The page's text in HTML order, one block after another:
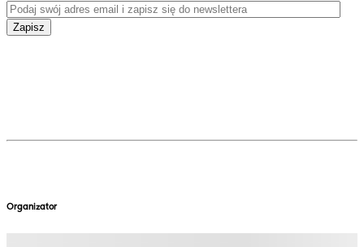
Zapisz
Organizator